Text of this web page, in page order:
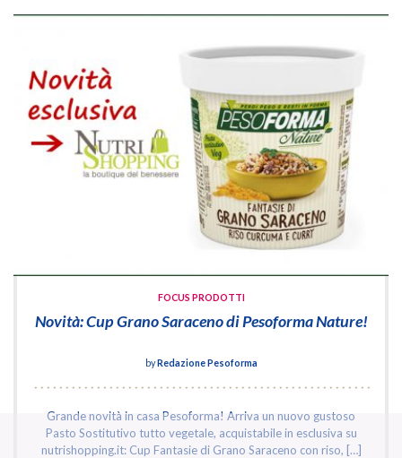
FOCUS PRODOTTI
Novità: Cup Grano Saraceno di Pesoforma Nature!
byRedazione Pesoforma
Grande novità in casa Pesoforma! Arriva un nuovo gustoso
Pasto Sostitutivo tutto vegetale, acquistabile in esclusiva su
nutrishopping.it: Cup Fantasie di Grano Saraceno con riso, […]